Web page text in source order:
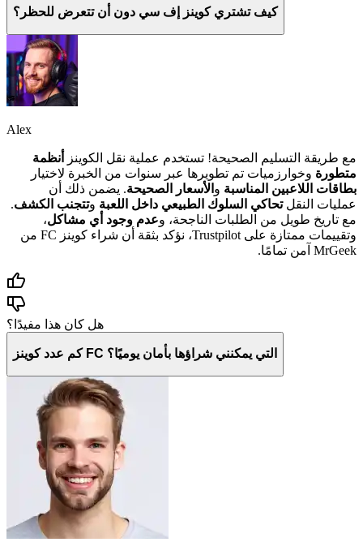
كيف تشتري كوينز إف سي دون أن تتعرض للحظر؟
Alex
مع طريقة التسليم الصحيحة! تستخدم عملية نقل الكوينز
أنظمة
متطورة وخوارزميات تم تطويرها عبر سنوات من الخبرة لاختيار
بطاقات اللاعبين المناسبة و الأسعار الصحيحة. يضمن ذلك أن
عمليات النقلتحاكي السلوك الطبيعي داخل اللعبة وتتجنب الكشف.
مع تاريخ طويل من الطلبات الناجحة، وعدم وجود أي مشاكل،
وتقييمات ممتازة على Trustpilot، نؤكد بثقة أن شراء كوينز FC من
MrGeek آمن تمامًا.
هل كان هذا مفيدًا؟
كم عدد كوينز FC التي يمكنني شراؤها بأمان يوميًا؟